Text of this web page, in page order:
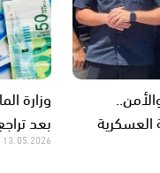
وزارة
بعد
13.05.2026